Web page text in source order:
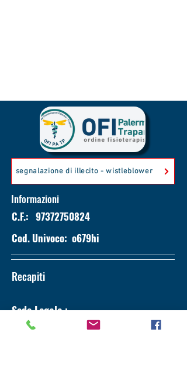
segnalazione di illecito - wistleblower
Informazioni
C.F.: 97372750824
Cod. Univoco: o679hi
Recapiti
Sede Legale :
Via Giovanni Bocchieri 14